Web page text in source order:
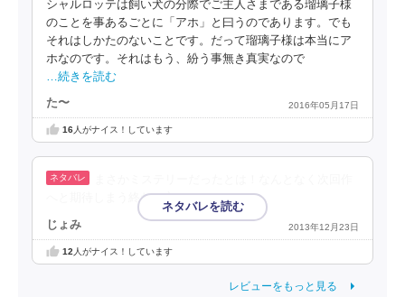
シャルロッテは飼い犬の分際でご主人さまである瑠璃子様
のことを事あるごとに「アホ」と曰うのであります。でも
それはしかたのないことです。だって瑠璃子様は本当にア
ホなのです。それはもう、紛う事無き真実なので
…続きを読む
た〜 2016年05月17日
16人がナイス！しています
へと期待しまう終わり方。。
じょみ 2013年12月23日
12 人がナイス！しています
レビューをもっと見る